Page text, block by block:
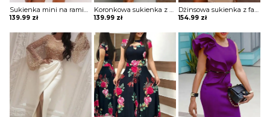
Sukienka mini na ramiączkach z wielokolorowym nadrukiem Gulmira
139.99 zł
Koronkowa sukienka z szydełkowej koronki colorblock Lavonia
139.99 zł
Dżinsowa sukienka z falbaną i marszczonymi rękawami Yuta
154.99 zł